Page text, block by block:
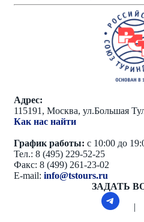
Адрес:
115191, Москва, ул.Большая
Как нас найти
График работы: с 10:00 до
Тел.: 8 (495) 229-52-25
Факс: 8 (499) 261-23-02
E-mail: info@tstours.ru
ЗАДАТЬ
|